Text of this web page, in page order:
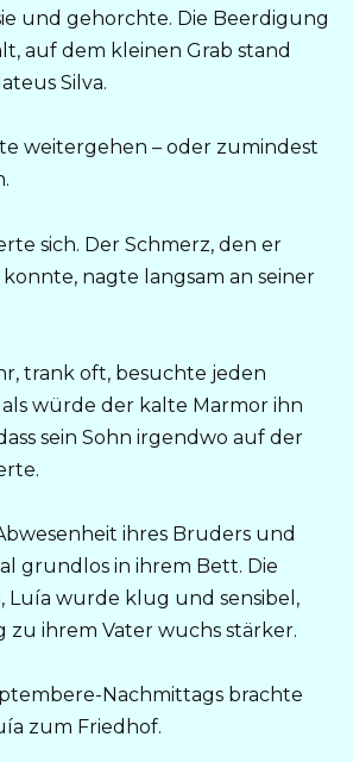
und gehorchte. Die Beerdigung
auf dem kleinen Grab stand
Silva.
weitergehen – oder zumindest
sich. Der Schmerz, den er
nagte langsam an seiner
trank oft, besuchte jeden
als würde der kalte Marmor ihn
sein Sohn irgendwo auf der
ihres Bruders und
grundlos in ihrem Bett. Die
Luía wurde klug und sensibel,
zu ihrem Vater wuchs stärker.
Nachmittags brachte
zum Friedhof.